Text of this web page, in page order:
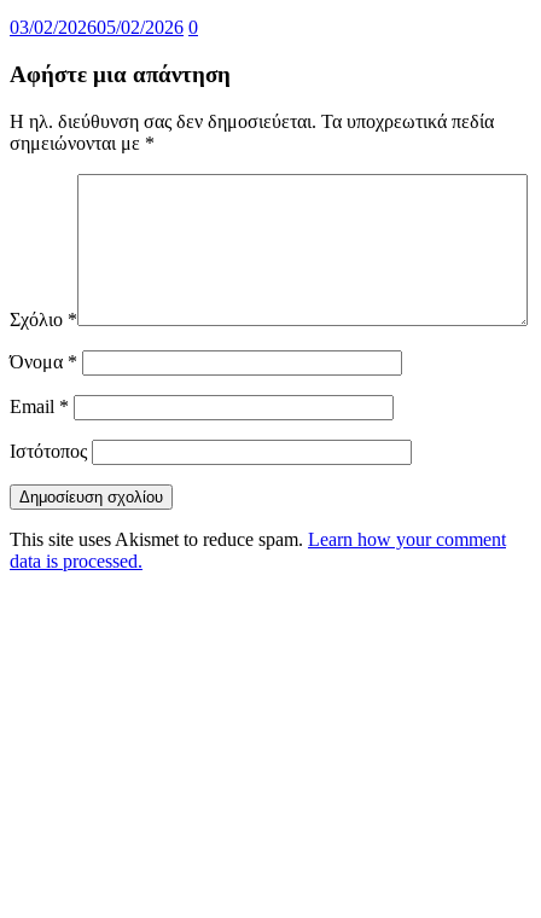
03/02/202605/02/2026 0
Αφήστε μια απάντηση
Η ηλ. διεύθυνση σας δεν δημοσιεύεται. Τα υποχρεωτικά πεδία
σημειώνονται με *
Σχόλιο *
Όνομα *
Email *
Ιστότοπος
This site uses Akismet to reduce spam. Learn how your comment
data is processed.